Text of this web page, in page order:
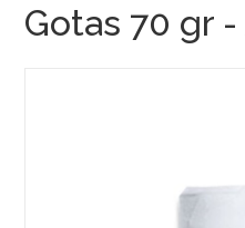
Gotas 70 gr